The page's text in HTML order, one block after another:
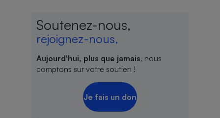
Soutenez-nous,
rejoignez-nous,
Aujourd'hui, plus que jamais, nous
comptons sur votre soutien !
Je fais un don